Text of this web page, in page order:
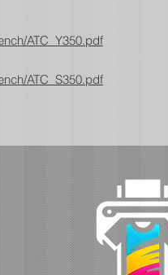
ATC_Y350.pdf
ATC_S350.pdf